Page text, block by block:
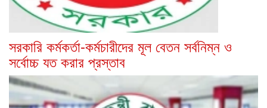
সরকারি কর্মকর্তা-কর্মচারীদের মূল বেতন সর্বনিম্ন ও
সর্বোচ্চ যত করার প্রস্তাব